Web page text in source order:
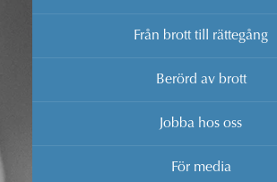
Från brott till rättegång
Berörd av brott
Jobba hos oss
För media